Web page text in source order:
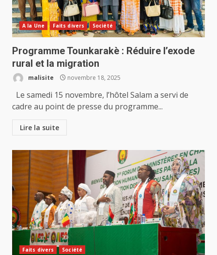
A la Une Faits divers Société
Programme Tounkarakè : Réduire l’exode
rural et la migration
malisite novembre 18, 2025
Le samedi 15 novembre, l’hôtel Salam a servi de
cadre au point de presse du programme...
Lire la suite
Faits divers Société